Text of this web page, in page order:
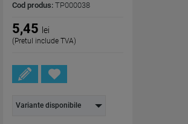
Cod produs: TP000038
5,45 lei
(Pretul include TVA)
Variante disponibile